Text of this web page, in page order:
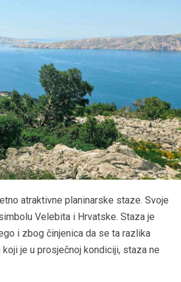
atraktivne planinarske staze. Svoje
Velebita i Hrvatske. Staza je
i zbog činjenica da se ta razlika
je u prosječnoj kondiciji, staza ne